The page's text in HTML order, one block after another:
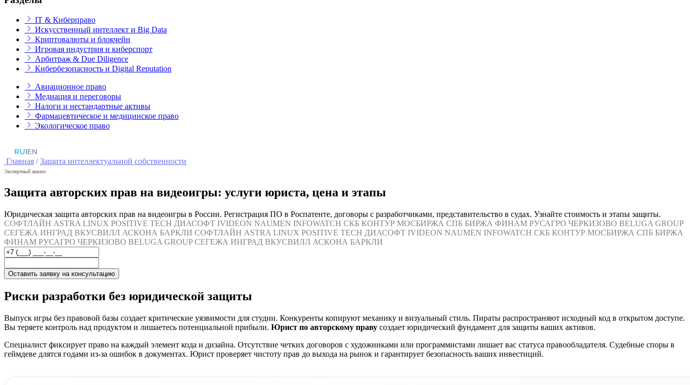
IT & Киберправо
Искусственный интеллект и Big Data
Криптовалюты и блокчейн
Игровая индустрия и киберспорт
Арбитраж & Due Diligence
Кибербезопасность и Digital Reputation
Авиационное право
Медиация и переговоры
Налоги и нестандартные активы
Фармацевтическое и медицинское право
Экологическое право
RU|EN
Главная /Защита интеллектуальной собственности
Экспертный анализ
Защита авторских прав на видеоигры: услуги юриста, цена и этапы
Юридическая защита авторских прав на видеоигры в России. Регистрация ПО в Роспатенте, договоры с разработчиками, представительство в судах. Узнайте стоимость и этапы защиты.
СОФТЛАЙН ASTRA LINUX POSITIVE TECH ДИАСОФТ IVIDEON NAUMEN INFOWATCH СКБ КОНТУР МОСБИРЖА СПБ БИРЖА ФИНАМ РУСАГРО ЧЕРКИЗОВО BELUGA GROUP
СЕГЕЖА ИНГРАД ВКУСВИЛЛ АСКОНА БАРКЛИ СОФТЛАЙН ASTRA LINUX POSITIVE TECH ДИАСОФТ IVIDEON NAUMEN INFOWATCH СКБ КОНТУР МОСБИРЖА СПБ БИРЖА
ФИНАМ РУСАГРО ЧЕРКИЗОВО BELUGA GROUP СЕГЕЖА ИНГРАД ВКУСВИЛЛ АСКОНА БАРКЛИ
Оставить заявку на консультацию
Риски разработки без юридической защиты
Выпуск игры без правовой базы создает критические уязвимости для студии. Конкуренты копируют механику и визуальный стиль. Пираты распространяют исходный код в открытом доступе.
Вы теряете контроль над продуктом и лишаетесь потенциальной прибыли. Юрист по авторскому праву создает юридический фундамент для защиты ваших активов.
Специалист фиксирует право на каждый элемент кода и дизайна. Отсутствие четких договоров с художниками или программистами лишает вас статуса правообладателя. Судебные споры в
геймдеве длятся годами из-за ошибок в документах. Юрист проверяет чистоту прав до выхода на рынок и гарантирует безопасность ваших инвестиций.